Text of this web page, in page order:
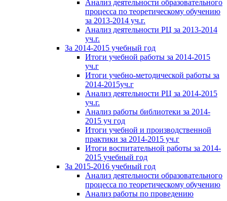
Анализ деятельности образовательного
процесса по теоретическому обучению
за 2013-2014 уч.г.
Анализ деятельности РЦ за 2013-2014
уч.г.
За 2014-2015 учебный год
Итоги учебной работы за 2014-2015
уч.г
Итоги учебно-методической работы за
2014-2015уч.г
Анализ деятельности РЦ за 2014-2015
уч.г.
Анализ работы библиотеки за 2014-
2015 уч год
Итоги учебной и производственной
практики за 2014-2015 уч.г
Итоги воспитательной работы за 2014-
2015 учебный год
За 2015-2016 учебный год
Анализ деятельности образовательного
процесса по теоретическому обучению
Анализ работы по проведению